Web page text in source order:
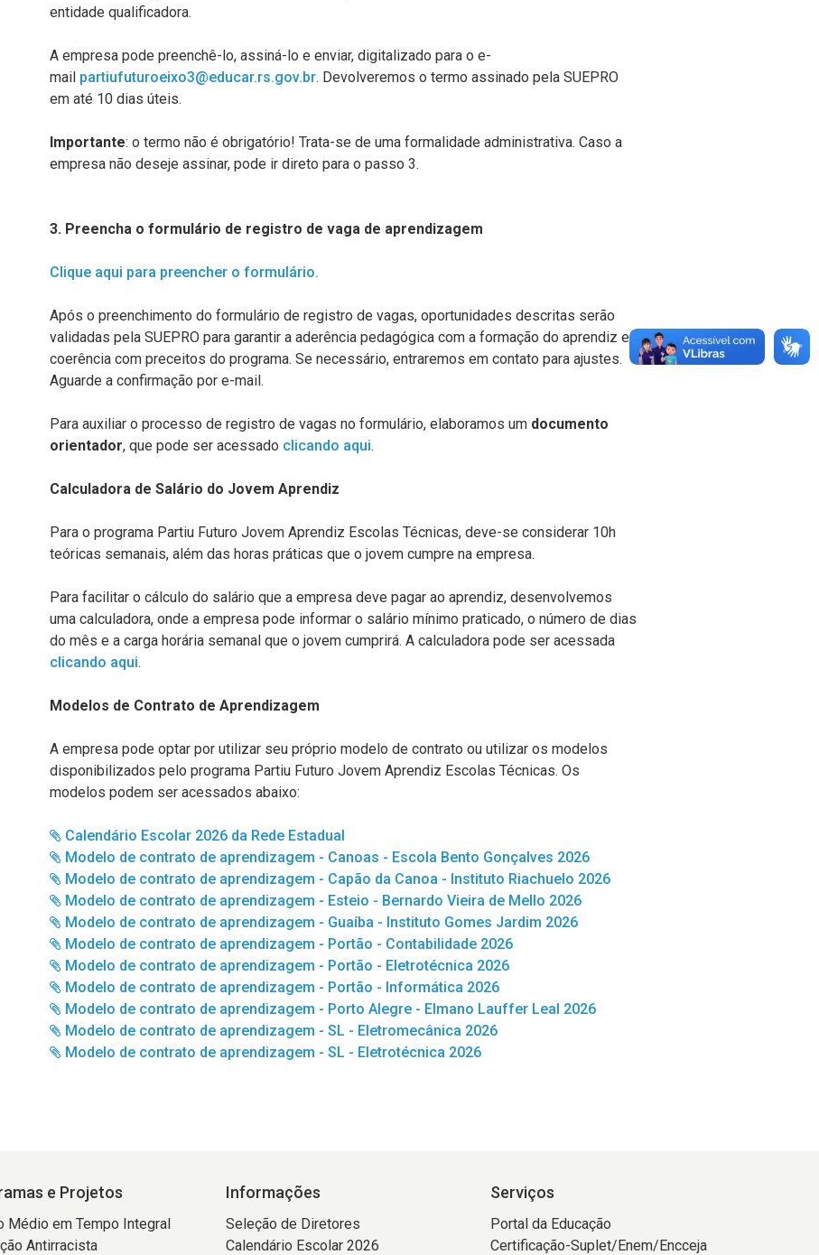
entidade qualificadora.
A empresa pode preenchê-lo, assiná-lo e enviar, digitalizado para o e-
mail partiufuturoeixo3@educar.rs.gov.br. Devolveremos o termo assinado pela SUEPRO
em até 10 dias úteis.
Importante: o termo não é obrigatório! Trata-se de uma formalidade administrativa. Caso a
empresa não deseje assinar, pode ir direto para o passo 3.
3. Preencha o formulário de registro de vaga de aprendizagem
Clique aqui para preencher o formulário.
Após o preenchimento do formulário de registro de vagas, oportunidades descritas serão
validadas pela SUEPRO para garantir a aderência pedagógica com a formação do aprendiz e
coerência com preceitos do programa. Se necessário, entraremos em contato para ajustes.
Aguarde a confirmação por e-mail.
Para auxiliar o processo de registro de vagas no formulário, elaboramos um documento
orientador, que pode ser acessado clicando aqui.
Calculadora de Salário do Jovem Aprendiz
Para o programa Partiu Futuro Jovem Aprendiz Escolas Técnicas, deve-se considerar 10h
teóricas semanais, além das horas práticas que o jovem cumpre na empresa.
Para facilitar o cálculo do salário que a empresa deve pagar ao aprendiz, desenvolvemos
uma calculadora, onde a empresa pode informar o salário mínimo praticado, o número de dias
do mês e a carga horária semanal que o jovem cumprirá. A calculadora pode ser acessada
clicando aqui.
Modelos de Contrato de Aprendizagem
A empresa pode optar por utilizar seu próprio modelo de contrato ou utilizar os modelos
disponibilizados pelo programa Partiu Futuro Jovem Aprendiz Escolas Técnicas. Os
modelos podem ser acessados abaixo:
Calendário Escolar 2026 da Rede Estadual
Modelo de contrato de aprendizagem - Canoas - Escola Bento Gonçalves 2026
Modelo de contrato de aprendizagem - Capão da Canoa - Instituto Riachuelo 2026
Modelo de contrato de aprendizagem - Esteio - Bernardo Vieira de Mello 2026
Modelo de contrato de aprendizagem - Guaíba - Instituto Gomes Jardim 2026
Modelo de contrato de aprendizagem - Portão - Contabilidade 2026
Modelo de contrato de aprendizagem - Portão - Eletrotécnica 2026
Modelo de contrato de aprendizagem - Portão - Informática 2026
Modelo de contrato de aprendizagem - Porto Alegre - Elmano Lauffer Leal 2026
Modelo de contrato de aprendizagem - SL - Eletromecânica 2026
Modelo de contrato de aprendizagem - SL - Eletrotécnica 2026
e Projetos
Médio em Tempo Integral
Antirracista
Informações
Seleção de Diretores
Calendário Escolar 2026
Serviços
Portal da Educação
Certificação-Suplet/Enem/Encceja